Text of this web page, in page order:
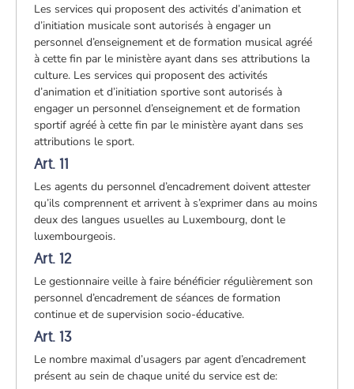
Les services qui proposent des activités d’animation et
d’initiation musicale sont autorisés à engager un
personnel d’enseignement et de formation musical agréé
à cette fin par le ministère ayant dans ses attributions la
culture. Les services qui proposent des activités
d’animation et d’initiation sportive sont autorisés à
engager un personnel d’enseignement et de formation
sportif agréé à cette fin par le ministère ayant dans ses
attributions le sport.
Art. 11
Les agents du personnel d’encadrement doivent attester
qu’ils comprennent et arrivent à s’exprimer dans au moins
deux des langues usuelles au Luxembourg, dont le
luxembourgeois.
Art. 12
Le gestionnaire veille à faire bénéficier régulièrement son
personnel d’encadrement de séances de formation
continue et de supervision socio-éducative.
Art. 13
Le nombre maximal d’usagers par agent d’encadrement
présent au sein de chaque unité du service est de: